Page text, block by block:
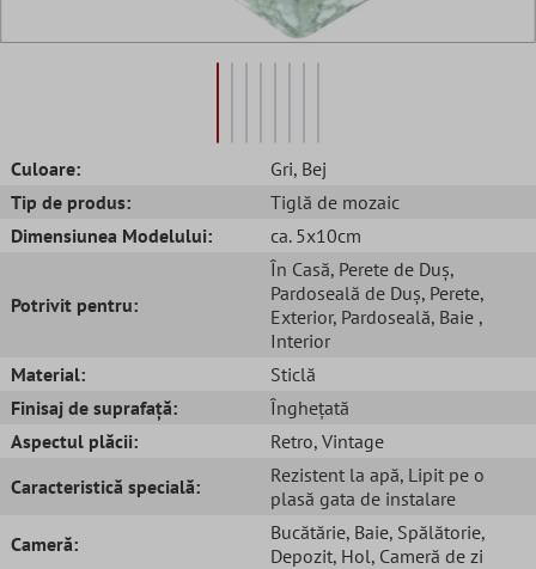
Culoare: Gri, Bej
Tip de produs:
Tiglă de mozaic
Dimensiunea Modelului:
ca. 5x10cm
Potrivit pentru:
În Casă, Perete de Duș,
Pardoseală de Duș, Perete,
Exterior, Pardoseală, Baie ,
Interior
Material:
Sticlă
Finisaj de suprafață:
Înghețată
Aspectul plăcii:
Retro, Vintage
Caracteristică specială:
Rezistent la apă, Lipit pe o
plasă gata de instalare
Cameră:
Bucătărie, Baie, Spălătorie,
Depozit, Hol, Cameră de zi